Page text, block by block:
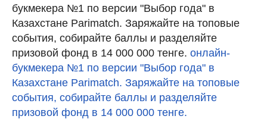
букмекера №1 по версии "Выбор года" в
Казахстане Parimatch. Заряжайте на топовые
события, собирайте баллы и разделяйте
призовой фонд в 14 000 000 тенге. онлайн-
букмекера №1 по версии "Выбор года" в
Казахстане Parimatch. Заряжайте на топовые
события, собирайте баллы и разделяйте
призовой фонд в 14 000 000 тенге.